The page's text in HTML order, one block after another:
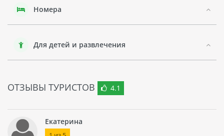
другое.
сможете увидеть множество видов крокодилов, тигров,
слонов, обезьян и других животных в парках развлечений.
Кроме того, на пляжах Паттайи можно наблюдать за
В целом, отель SABAI LODGE - это прекрасное место для
отдыха в Таиланде с комфортными условиями проживания
и близким расположением к достопримечательностям
города.
Номера
Для детей и развлечения
ОТЗЫВЫ ТУРИСТОВ 4.1
Екатерина